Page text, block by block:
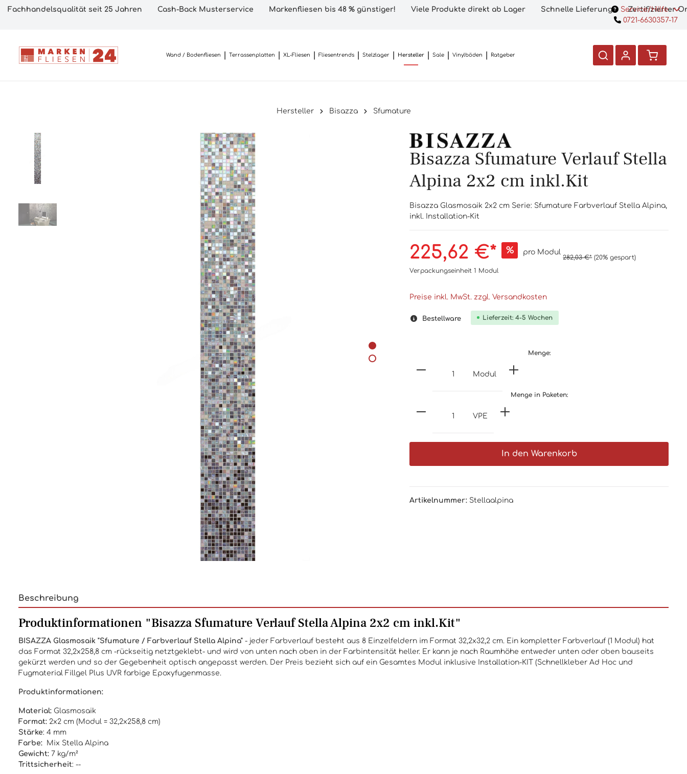
Fachhandelsqualität seit 25 Jahren Cash-Back Musterservice Markenfliesen bis 48 % günstiger! Viele Produkte direkt ab Lager Schnelle Lieferung Zertifizierter
Service/Hilfe
0721-6630357-17
Wand / Bodenfliesen Terrassenplatten XL-Fliesen Fliesentrends Stelzlager Hersteller Sale Vinylböden Ratgeber
Hersteller Bisazza Sfumature
Bisazza Sfumature Verlauf Stella
Alpina 2x2 cm inkl.Kit
Bisazza Glasmosaik 2x2 cm Serie: Sfumature Farbverlauf Stella Alpina,
inkl. Installation-Kit
225,62 €* % pro Modul
282,03 €* (20% gespart)
Verpackungseinheit 1 Modul
Preise inkl. MwSt. zzgl. Versandkosten
Bestellware Lieferzeit: 4-5 Wochen
Menge:
Modul
Menge in Paketen:
VPE
In den Warenkorb
Artikelnummer: Stellaalpina
Beschreibung
Produktinformationen "Bisazza Sfumature Verlauf Stella Alpina 2x2 cm inkl.Kit"
BISAZZA Glasmosaik "Sfumature / Farbverlauf Stella Alpina" - jeder Farbverlauf besteht aus 8 Einzelfeldern im Format 32,2x32,2 cm. Ein kompletter Farbverlauf (1 Modul) hat
das Format 32,2x258,8 cm -rückseitig netztgeklebt- und wird von unten nach oben in der Farbintensität heller. Er kann je nach Raumhöhe entweder unten oder oben bauseits
gekürzt werden und so der Gegebenheit optisch angepasst werden. Der Preis bezieht sich auf ein Gesamtes Modul inklusive Installation-KIT (Schnellkleber Ad Hoc und
Fugmaterial Fillgel Plus UVR farbige Epoxyfugenmasse.
Produktinformationen:
Material: Glasmosaik
Format: 2x2 cm (Modul = 32,2x258,8 cm)
Stärke: 4 mm
Farbe: Mix Stella Alpina
Gewicht: 7 kg/m²
Trittsicherheit: --